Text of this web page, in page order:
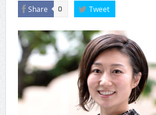
Share 0 Tweet